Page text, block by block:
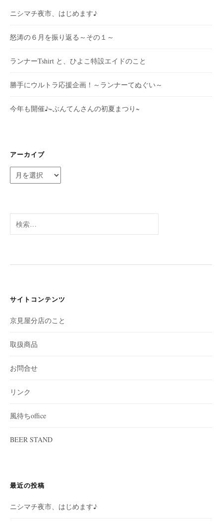
ニシマチ夜市、はじめます♪
怒涛の６月を振り返る～その１～
ランナーTshirt と、ひよこ特設エイドのこと
勝手にウルトラ応援企画！～ランナーてぬぐい～
今年も開催♪~ぶんてんさんの初夏まつり~
アーカイブ
ー
ブ
索:
サイトコンテンツ
京見屋分店のこと
取扱商品
お問合せ
リンク
風待ちoffice
BEER STAND
最近の投稿
ニシマチ夜市、はじめます♪